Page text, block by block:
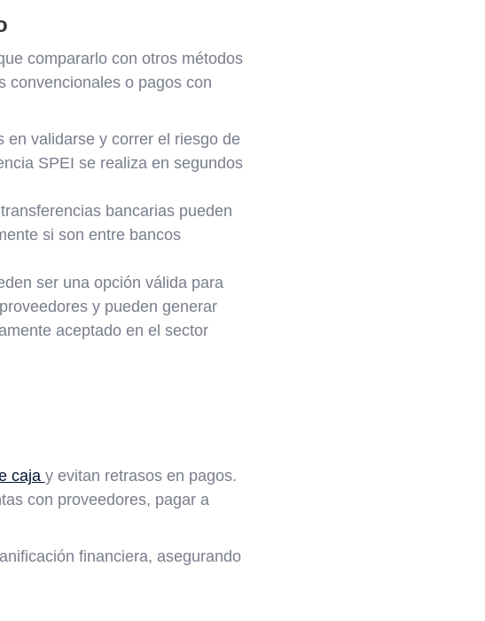
compararlo con otros métodos
convencionales o pagos con
en validarse y correr el riesgo de
SPEI se realiza en segundos
bancarias pueden
si son entre bancos
ser una opción válida para
y pueden generar
aceptado en el sector
caja y evitan retrasos en pagos.
con proveedores, pagar a
financiera, asegurando